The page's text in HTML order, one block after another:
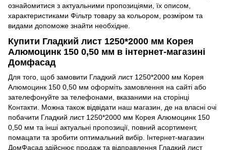
ознайомитися з актуальними пропозиціями, їх описом,
характеристиками Фільтр товару за кольором, розміром та
видами допоможе знайти необхідне.
Купити Гладкий лист 1250*2000 мм Корея
Алюмоцинк 150 0,50 мм в інтернет-магазині
Домфасад
Для того, щоб замовити Гладкий лист 1250*2000 мм Корея
Алюмоцинк 150 0,50 мм оформіть замовлення на сайті або
зателефонуйте за телефонами, вказаними на сторінці
Контакти. Можна також відвідати наш магазин, де на власні очі
побачити Гладкий лист 1250*2000 мм Корея Алюмоцинк 150
0,50 мм та інші актуальні пропозиції, повний асортимент,
помацати та зробити оптимальний вибір. Інтернет-магазин
ДомФасад здійснює продаж та відправлення Гладкий лист